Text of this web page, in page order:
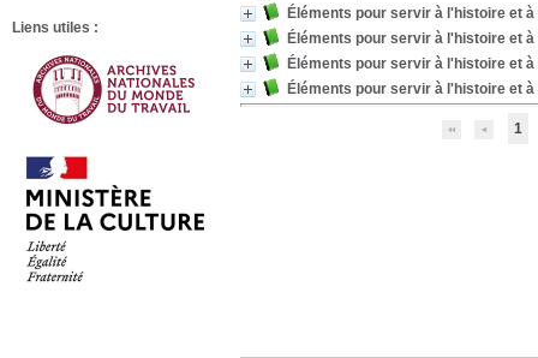
Éléments pour servir à l'histoire et
Éléments pour servir à l'histoire et
Éléments pour servir à l'histoire et
Éléments pour servir à l'histoire et
1
Liens utiles :